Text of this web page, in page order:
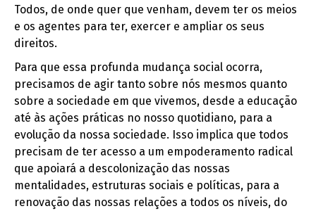
Todos, de onde quer que venham, devem ter os meios
e os agentes para ter, exercer e ampliar os seus
direitos.
Para que essa profunda mudança social ocorra,
precisamos de agir tanto sobre nós mesmos quanto
sobre a sociedade em que vivemos, desde a educação
até às ações práticas no nosso quotidiano, para a
evolução da nossa sociedade. Isso implica que todos
precisam de ter acesso a um empoderamento radical
que apoiará a descolonização das nossas
mentalidades, estruturas sociais e políticas, para a
renovação das nossas relações a todos os níveis, do